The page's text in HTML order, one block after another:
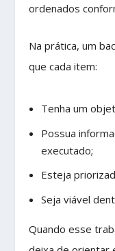
ordenados
Na prática, um
que cada item:
Tenha um
Possua
executado;
Esteja
Seja viável
Quando esse